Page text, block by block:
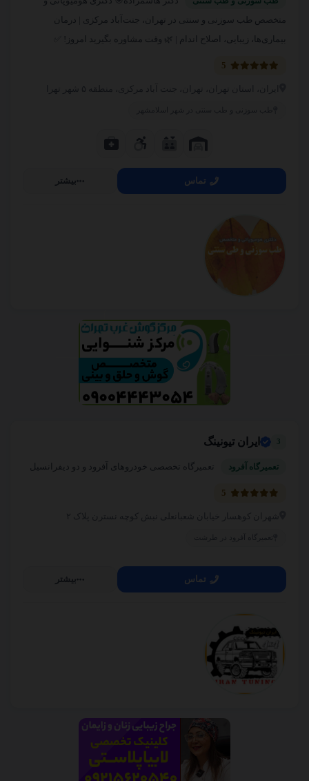
متخصص طب سوزنی و سنتی در تهران، جنت‌آباد مرکزی | درمان
بیماری‌ها، زیبایی، اصلاح اندام | 🌿 وقت مشاوره بگیرید امروز! ✅
تماس بیشتر
3 ایران تیونینگ
تعمیرگاه آفرود تعمیرگاه تخصصی خودروهای آفرود و دو دیفرانسیل
تماس بیشتر